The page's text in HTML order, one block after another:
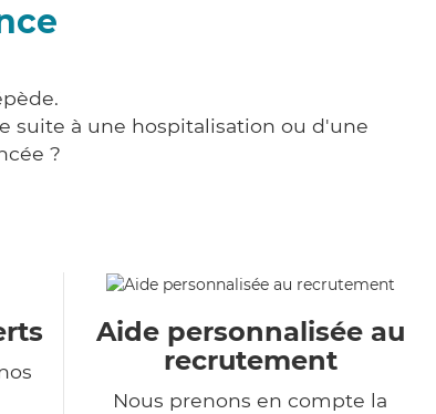
suite à une hospitalisation ou d'une
?
Aide personnalisée au
recrutement
Nous prenons en compte la